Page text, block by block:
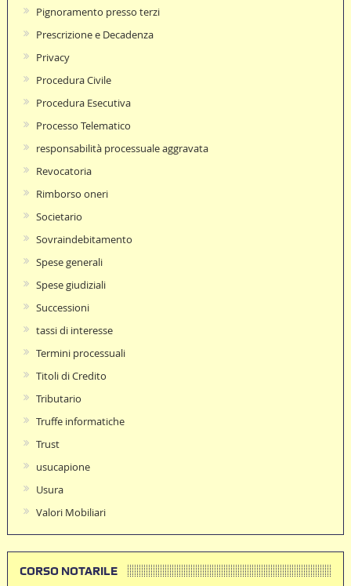
Pignoramento presso terzi
Prescrizione e Decadenza
Privacy
Procedura Civile
Procedura Esecutiva
Processo Telematico
responsabilità processuale aggravata
Revocatoria
Rimborso oneri
Societario
Sovraindebitamento
Spese generali
Spese giudiziali
Successioni
tassi di interesse
Termini processuali
Titoli di Credito
Tributario
Truffe informatiche
Trust
usucapione
Usura
Valori Mobiliari
CORSO NOTARILE